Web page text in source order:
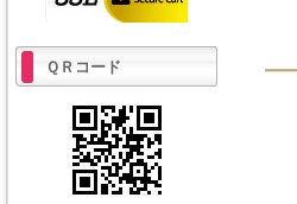
ＱＲコード